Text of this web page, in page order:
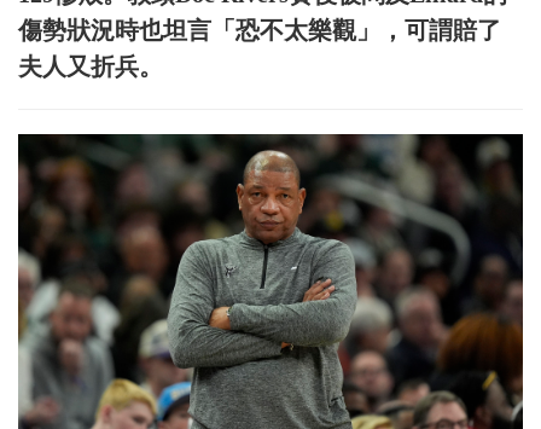
傷勢狀況時也坦言「恐不太樂觀」，可謂賠了
夫人又折兵。